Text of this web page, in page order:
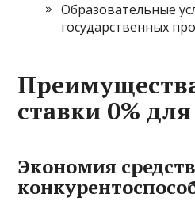
Образовательные
государственных
ставки 0%
Экономия